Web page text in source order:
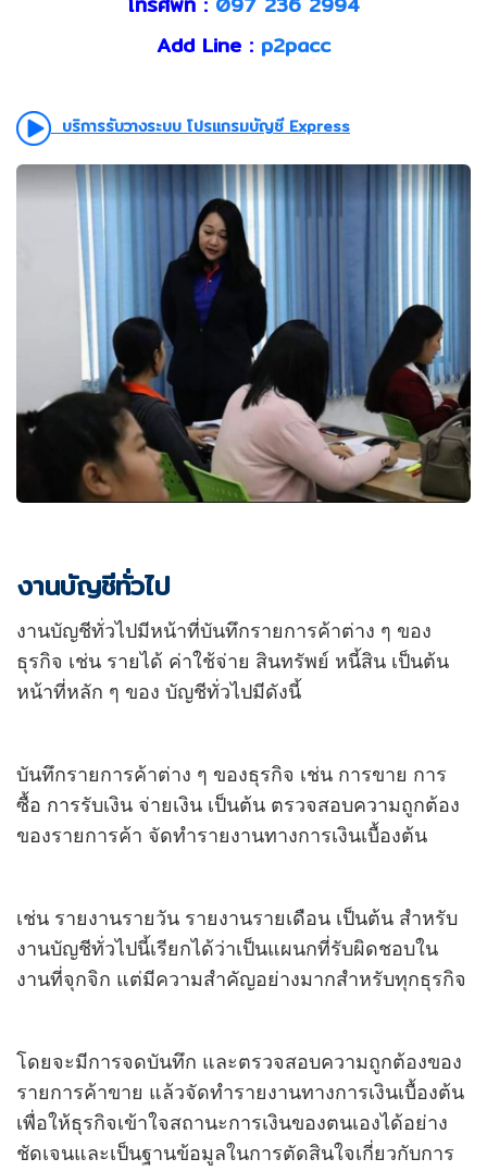
Add Line : p2pacc
บริการรับวางระบบ โปรแกรมบัญชี Express
งานบัญชีทั่วไป
งานบัญชีทั่วไปมีหน้าที่บันทึกรายการค้าต่าง ๆ ของ
ธุรกิจ เช่น รายได้ ค่าใช้จ่าย สินทรัพย์ หนี้สิน เป็นต้น
หน้าที่หลัก ๆ ของ บัญชีทั่วไปมีดังนี้
บันทึกรายการค้าต่าง ๆ ของธุรกิจ เช่น การขาย การ
ซื้อ การรับเงิน จ่ายเงิน เป็นต้น ตรวจสอบความถูกต้อง
ของรายการค้า จัดทำรายงานทางการเงินเบื้องต้น
เช่น รายงานรายวัน รายงานรายเดือน เป็นต้น สำหรับ
งานบัญชีทั่วไปนี้เรียกได้ว่าเป็นแผนกที่รับผิดชอบใน
งานที่จุกจิก แต่มีความสำคัญอย่างมากสำหรับทุกธุรกิจ
โดยจะมีการจดบันทึก และตรวจสอบความถูกต้องของ
รายการค้าขาย แล้วจัดทำรายงานทางการเงินเบื้องต้น
เพื่อให้ธุรกิจเข้าใจสถานะการเงินของตนเองได้อย่าง
ชัดเจนและเป็นฐานข้อมูลในการตัดสินใจเกี่ยวกับการ